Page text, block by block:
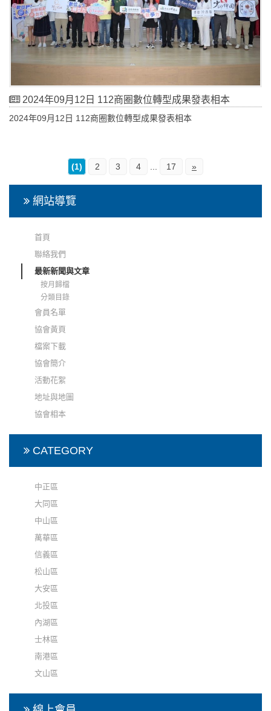
2024年09月12日 112商圈數位轉型成果發表相本
2024年09月12日 112商圈數位轉型成果發表相本
(1) 2 3 4 17 »
網站導覽
首頁
聯絡我們
最新新聞與文章
按月歸檔
分類目錄
會員名單
協會黃頁
檔案下載
協會簡介
活動花絮
地址與地圖
協會相本
CATEGORY
中正區
大同區
中山區
萬華區
信義區
松山區
大安區
北投區
內湖區
士林區
南港區
文山區